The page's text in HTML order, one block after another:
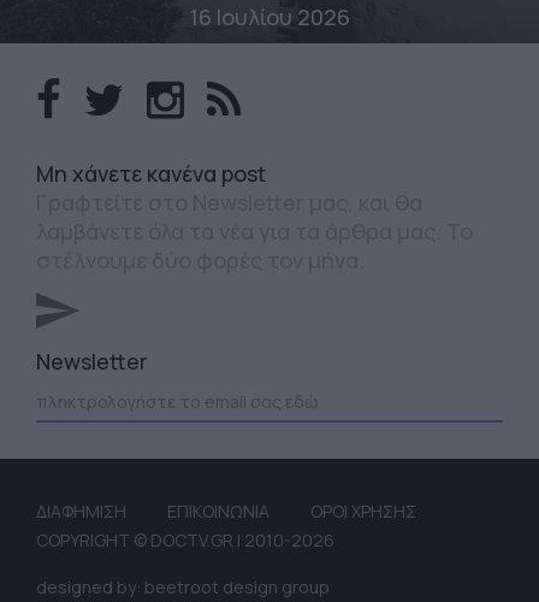
16 Ιουλίου 2026
Mη χάνετε κανένα post
Newsletter
ΔΙΑΦΗΜΙΣΗ ΕΠΙΚΟΙΝΩΝΙΑ
ΟΡΟΙ ΧΡΗΣΗΣ
COPYRIGHT © DOCTV.GR | 2010-2026
designed by: beetroot design group